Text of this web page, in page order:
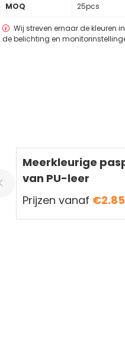
MOQ 25pcs
Wij streven ernaar de kleuren
de belichting en
Meerkleurige
van PU-leer
Prijzen vanaf €2.85